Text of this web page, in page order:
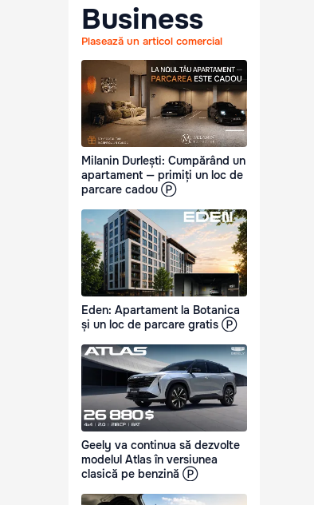
Business
Plasează un articol comercial
Milanin Durlești: Cumpărând un
apartament — primiți un loc de
parcare cadou Ⓟ
Eden: Apartament la Botanica
și un loc de parcare gratis Ⓟ
Geely va continua să dezvolte
modelul Atlas în versiunea
clasică pe benzină Ⓟ